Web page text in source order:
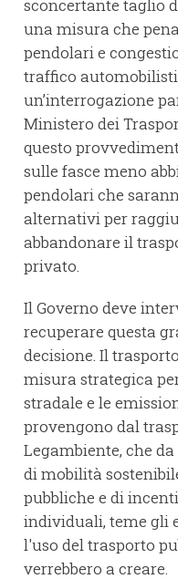
sconcertante taglio
una misura che
pendolari e
traffico
un’interrogazione
Ministero dei
questo
sulle fasce meno
pendolari che
alternativi per
abbandonare il
privato.
Il Governo deve
recuperare questa
decisione. Il
misura strategica
stradale e le
provengono dal
Legambiente, che
di mobilità
pubbliche e di
individuali, teme gli
l'uso del trasporto
verrebbero a creare.